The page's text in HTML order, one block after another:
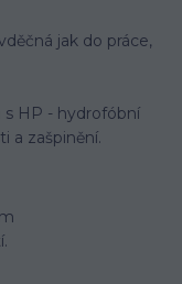
jak do práce,
s HP - hydrofóbní
a zašpinění.